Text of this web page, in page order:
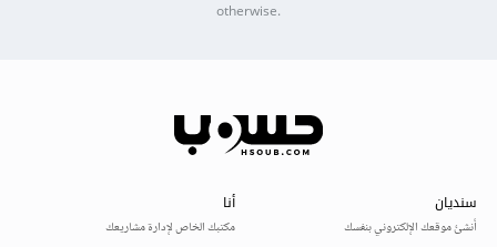
otherwise.